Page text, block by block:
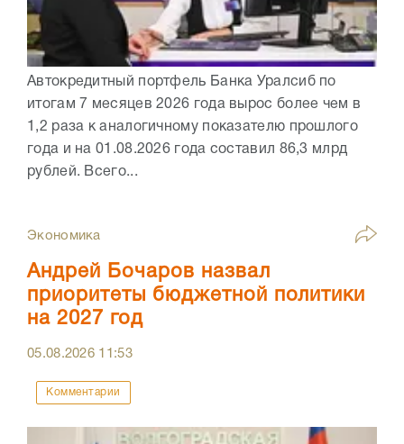
Автокредитный портфель Банка Уралсиб по
итогам 7 месяцев 2026 года вырос более чем в
1,2 раза к аналогичному показателю прошлого
года и на 01.08.2026 года составил 86,3 млрд
рублей. Всего...
Экономика
Андрей Бочаров назвал
приоритеты бюджетной политики
на 2027 год
05.08.2026 11:53
Комментарии